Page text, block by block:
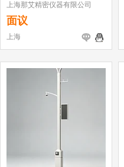
上海那艾精密仪器有限公司
面议
上海